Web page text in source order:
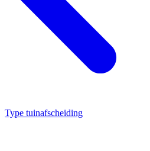
Type tuinafscheiding